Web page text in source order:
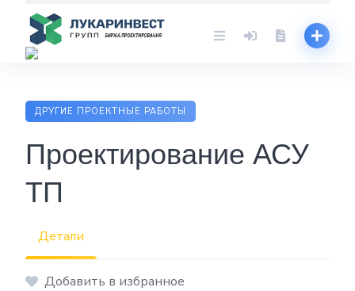
content
ДРУГИЕ ПРОЕКТНЫЕ РАБОТЫ
Проектирование АСУ
ТП
Детали
Добавить в избранное